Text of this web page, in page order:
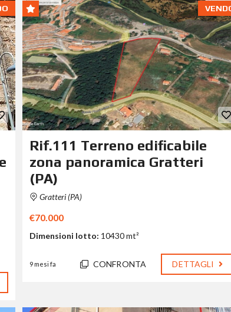
Rif.111 Terreno edificabile
zona panoramica Gratteri
(PA)
Gratteri (PA)
€70.000
Dimensioni lotto: 10430 mt²
9 mesi fa CONFRONTA DETTAGLI